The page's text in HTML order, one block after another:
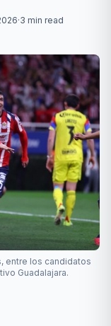
·3 min read
entre los candidatos
Guadalajara.